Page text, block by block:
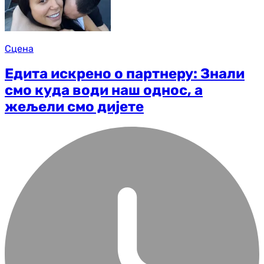
Сцена
Едита искрено о партнеру: Знали
смо куда води наш однос, а
жељели смо дијете